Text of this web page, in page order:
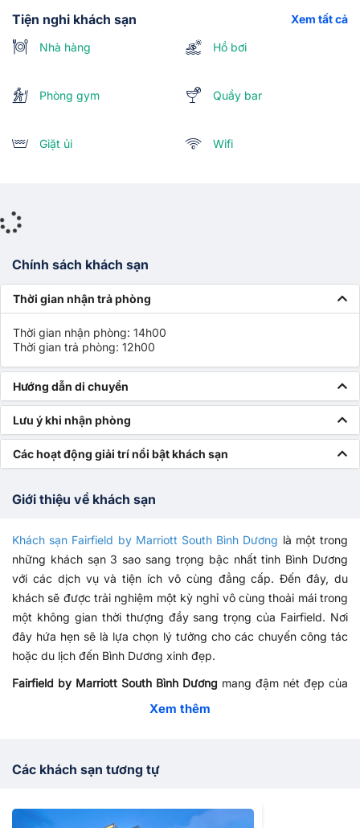
Tiện nghi khách sạn Xem tất cả
Nhà hàng Hồ bơi
Phòng gym Quầy bar
Giặt ủi Wifi
Chính sách khách sạn
Thời gian nhận trả phòng
Thời gian nhận phòng: 14h00
Thời gian trả phòng: 12h00
Hướng dẫn di chuyển
Lưu ý khi nhận phòng
Các hoạt động giải trí nổi bật khách sạn
Giới thiệu về khách sạn
Khách sạn Fairfield by Marriott South Bình Dương là một trong
những khách sạn 3 sao sang trọng bậc nhất tỉnh Bình Dương
với các dịch vụ và tiện ích vô cùng đẳng cấp. Đến đây, du
khách sẽ được trải nghiệm một kỳ nghỉ vô cùng thoải mái trong
một không gian thời thượng đầy sang trọng của Fairfield. Nơi
đây hứa hẹn sẽ là lựa chọn lý tưởng cho các chuyến công tác
hoặc du lịch đến Bình Dương xinh đẹp.
Fairfield by Marriott South Bình Dương mang đậm nét đẹp của
sự tối giản. Không gian tại đây có thiết kế không quá cầu kỳ,
Tất cả vật dụng trong phòng đều được sử dụng nội thất thông
Fairfield by Marriott South Bình Dương
Xem thêm
Các khách sạn tương tự